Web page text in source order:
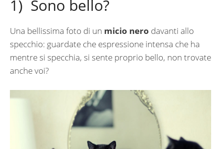
1) Sono bello?
Una bellissima foto di un micio nero davanti allo
specchio: guardate che espressione intensa che ha
mentre si specchia, si sente proprio bello, non trovate
anche voi?